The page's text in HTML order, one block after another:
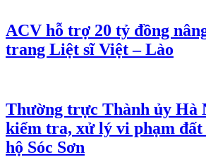
ACV hỗ trợ 20 tỷ đồng
trang Liệt sĩ Việt – Lào
Thường trực Thành ủy Hà
kiểm tra, xử lý vi phạm
hộ Sóc Sơn